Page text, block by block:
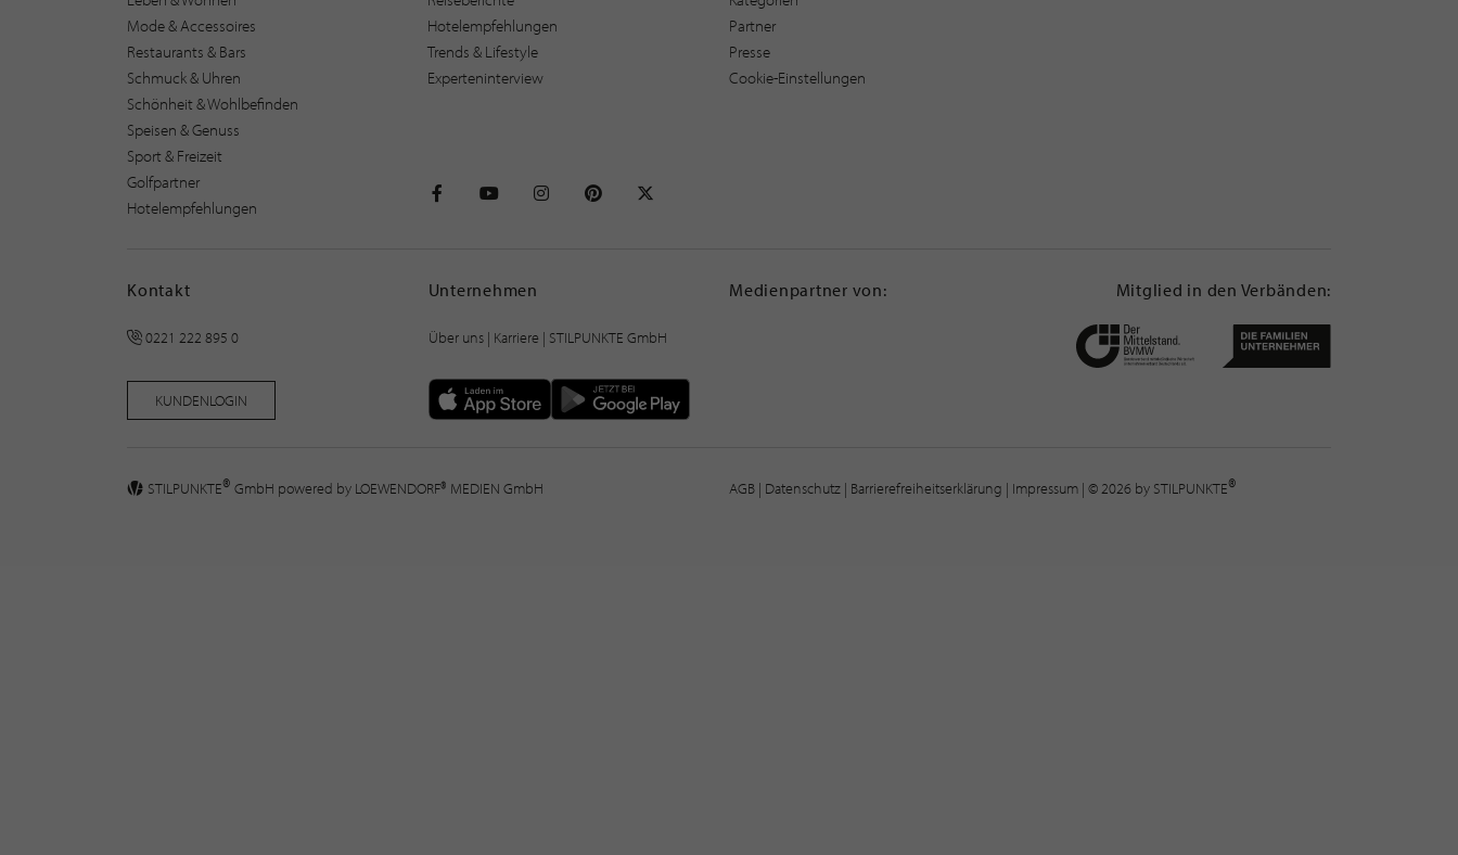
Mode & Accessoires
Restaurants & Bars
Schmuck & Uhren
Schönheit & Wohlbefinden
Speisen & Genuss
Sport & Freizeit
Golfpartner
Hotelempfehlungen
Hotelempfehlungen
Trends & Lifestyle
Experteninterview
Partner
Presse
Cookie-Einstellungen
Kontakt
0221 222 895 0
KUNDENLOGIN
Unternehmen
Über uns| Karriere | STILPUNKTE GmbH
Medienpartner von: Mitglied in den Verbänden:
STILPUNKTE® GmbH powered by LOEWENDORF® MEDIEN GmbH AGB | Datenschutz | Barrierefreiheitserklärung | Impressum | © 2026 by STILPUNKTE®